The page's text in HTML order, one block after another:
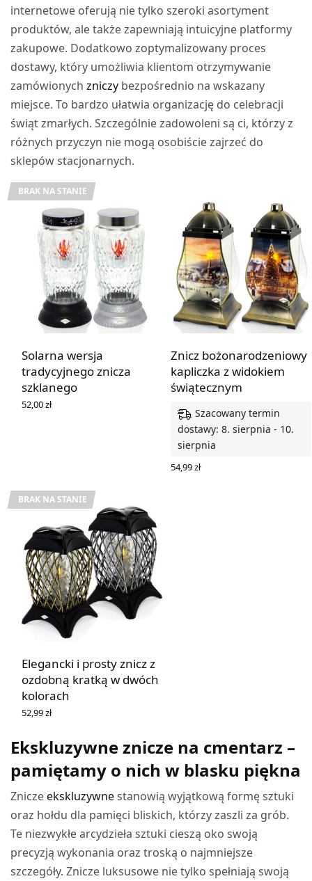
internetowe oferują nie tylko szeroki asortyment
produktów, ale także zapewniają intuicyjne platformy
zakupowe. Dodatkowo zoptymalizowany proces
dostawy, który umożliwia klientom otrzymywanie
zamówionychzniczy bezpośrednio na wskazany
miejsce. To bardzo ułatwia organizację do celebracji
świąt zmarłych. Szczególnie zadowoleni są ci, którzy z
różnych przyczyn nie mogą osobiście zajrzeć do
sklepów stacjonarnych.
BRAK NA STANIE
Solarna wersja
tradycyjnego znicza
szklanego
52,00zł
Znicz bożonarodzeniowy
kapliczka z widokiem
świątecznym
Szacowany termin
dostawy: 8. sierpnia - 10.
sierpnia
54,99zł
BRAK NA STANIE
Elegancki i prosty znicz z
ozdobną kratką w dwóch
kolorach
52,99zł
Ekskluzywne znicze na cmentarz –
pamiętamy o nich w blasku piękna
Zniczeekskluzywnestanowią wyjątkową formę sztuki
oraz hołdu dla pamięci bliskich, którzy zaszli za grób.
Te niezwykłe arcydzieła sztuki cieszą oko swoją
precyzją wykonania oraz troską o najmniejsze
szczegóły. Znicze luksusowe nie tylko spełniają swoją